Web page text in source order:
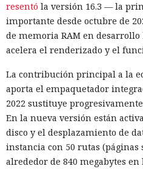
resentó la versión 16.3 — la
importante desde octubre de
de memoria RAM en desarrollo
acelera el renderizado y el
La contribución principal a la
aporta el empaquetador
2022 sustituye
En la nueva versión están
disco y el desplazamiento de
instancia con 50 rutas (páginas
alrededor de 840 megabytes